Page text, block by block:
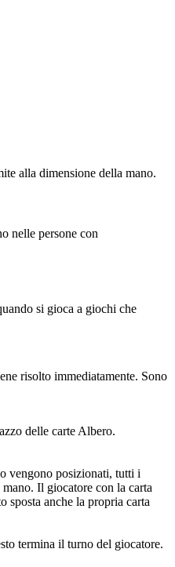
alla dimensione della mano.
nelle persone con
si gioca a giochi che
risolto immediatamente. Sono
delle carte Albero.
vengono posizionati, tutti i
Il giocatore con la carta
sposta anche la propria carta
termina il turno del giocatore.